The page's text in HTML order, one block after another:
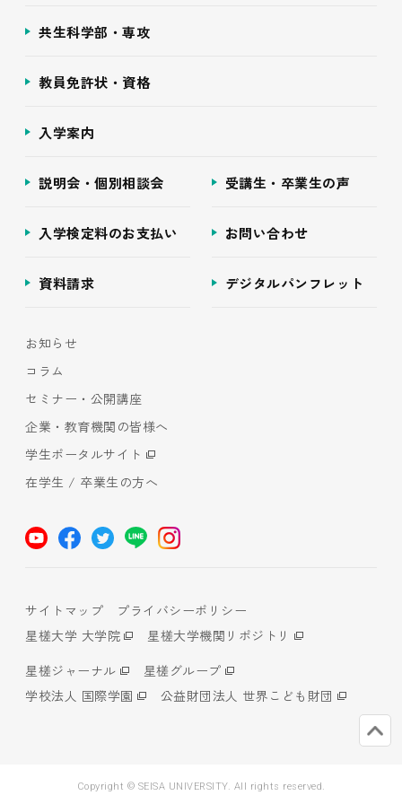
共生科学部・専攻
教員免許状・資格
入学案内
説明会・個別相談会 受講生・卒業生の声
入学検定料のお支払い お問い合わせ
資料請求 デジタルパンフレット
お知らせ
コラム
セミナー・公開講座
企業・教育機関の皆様へ
学生ポータルサイト
在学生 / 卒業生の方へ
サイトマップ
プライバシーポリシー
星槎大学 大学院
星槎大学機関リポジトリ
星槎ジャーナル
星槎グループ
学校法人 国際学園
公益財団法人 世界こども財団
Copyright © SEISA UNIVERSITY. All rights reserved.